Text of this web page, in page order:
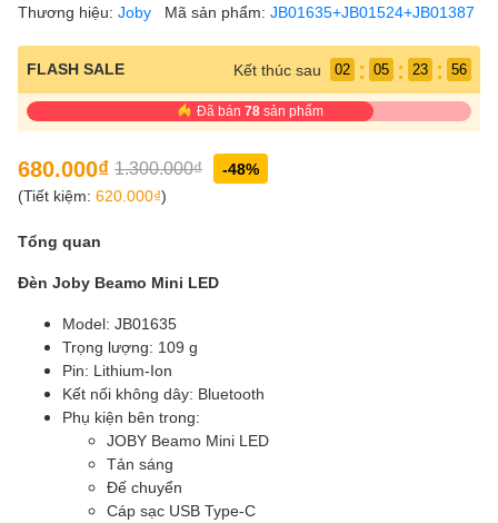
Thương hiệu: Joby Mã sản phẩm: JB01635+JB01524+JB01387
FLASH SALE Kết thúc sau 02 : 05 : 23 : 55
Đã bán 78sản phẩm
680.000₫ 1.300.000₫
-48%
(Tiết kiệm: 620.000₫)
Tổng quan
Đèn Joby Beamo Mini LED
Model: JB01635
Trọng lượng: 109 g
Pin: Lithium-Ion
Kết nối không dây: Bluetooth
Phụ kiện bên trong:
JOBY Beamo Mini LED
Tản sáng
Đế chuyển
Cáp sạc USB Type-C